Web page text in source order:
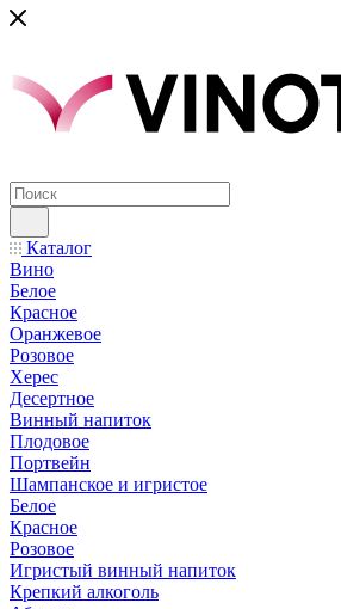
Каталог
Вино
Белое
Красное
Оранжевое
Розовое
Херес
Десертное
Винный напиток
Плодовое
Портвейн
Шампанское и игристое
Белое
Красное
Розовое
Игристый винный напиток
Крепкий алкоголь